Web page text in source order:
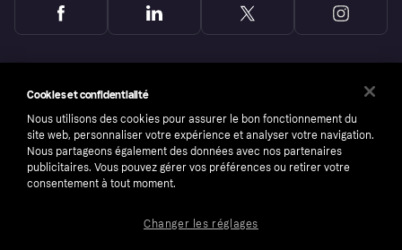
Cookies et confidentialité
Nous utilisons des cookies pour assurer le bon fonctionnement du
site web, personnaliser votre expérience et analyser votre navigation.
Nous partageons également des données avec nos partenaires
publicitaires. Vous pouvez gérer vos préférences ou retirer votre
consentement à tout moment.
Changer les réglages